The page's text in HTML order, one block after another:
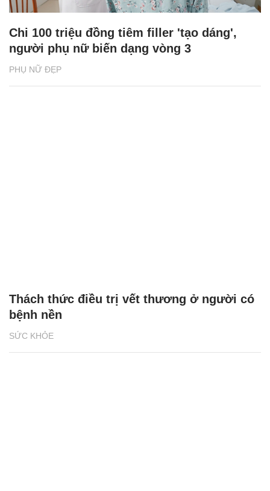
PHỤ NỮ ĐẸP
Chi 100 triệu đồng tiêm filler 'tạo dáng',
người phụ nữ biến dạng vòng 3
SỨC KHỎE
Thách thức điều trị vết thương ở người có
bệnh nền